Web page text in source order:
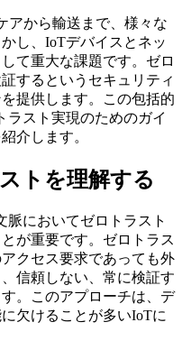
アから輸送まで、様々な
し、IoTデバイスとネッ
て重大な課題です。ゼロ
するというセキュリティ
提供します。この包括的
ラスト実現のためのガイ
介します。
トを理解する
脈においてゼロトラスト
が重要です。ゼロトラス
クセス要求であっても外
信頼しない、常に検証す
。このアプローチは、デ
欠けることが多いIoTに